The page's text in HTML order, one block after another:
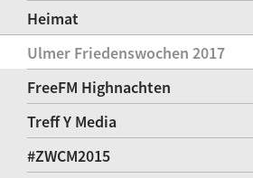
Heimat
Ulmer Friedenswochen 2017
FreeFM Highnachten
Treff Y Media
#ZWCM2015